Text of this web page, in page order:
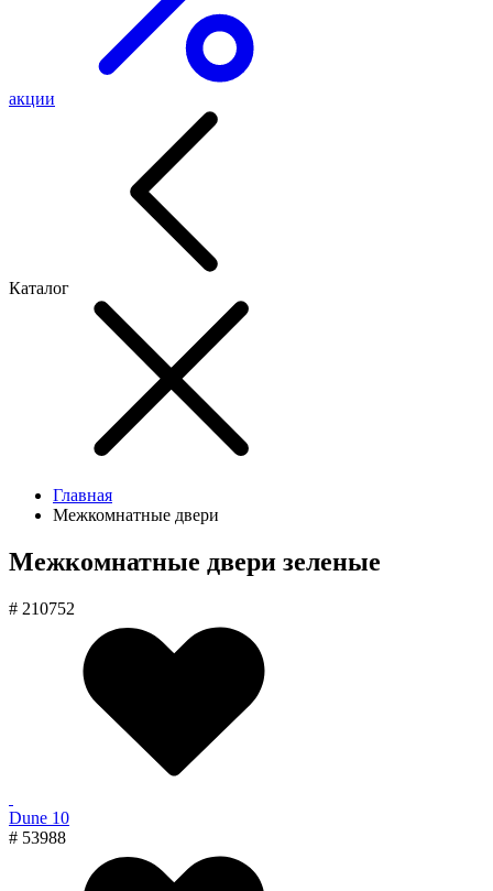
акции
Каталог
Главная
Межкомнатные двери
Межкомнатные двери зеленые
# 210752
Dune 10
# 53988